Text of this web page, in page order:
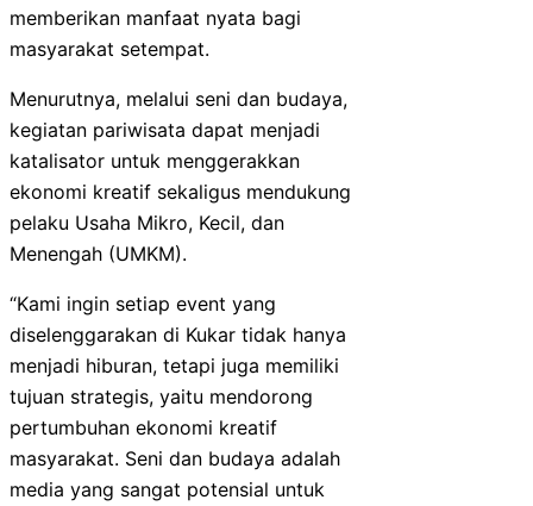
memberikan manfaat nyata bagi
masyarakat setempat.
Menurutnya, melalui seni dan budaya,
kegiatan pariwisata dapat menjadi
katalisator untuk menggerakkan
ekonomi kreatif sekaligus mendukung
pelaku Usaha Mikro, Kecil, dan
Menengah (UMKM).
“Kami ingin setiap event yang
diselenggarakan di Kukar tidak hanya
menjadi hiburan, tetapi juga memiliki
tujuan strategis, yaitu mendorong
pertumbuhan ekonomi kreatif
masyarakat. Seni dan budaya adalah
media yang sangat potensial untuk